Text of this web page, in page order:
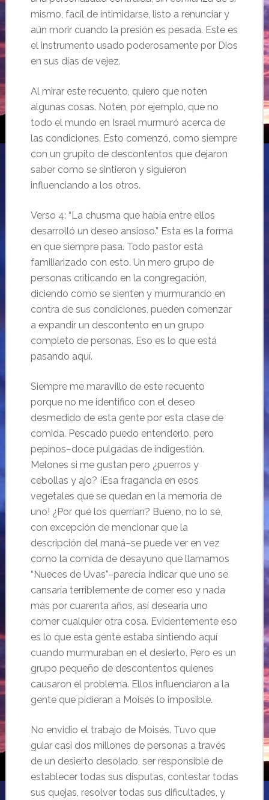
mismo, facíl de intimidarse, listo a renunciar y
aún morir cuando la presión es pesada. Este es
el instrumento usado poderosamente por Dios
en sus días de vejez.
Al mirar este recuento, quiero que noten
algunas cosas. Noten, por ejemplo, que no
todo el mundo en Israel murmuró acerca de
las condiciones. Esto comenzó, como siempre
con un grupito de descontentos que dejaron
saber como se sintieron y siguieron
influenciando a los otros.
Verso 4: “La chusma que había entre ellos
desarrolló un deseo ansioso.” Esta es la forma
en que siempre pasa. Todo pastor está
familiarizado con esto. Un mero grupo de
personas criticando en la congregación,
diciendo como se sienten y murmurando en
contra de sus condiciones, pueden comenzar
a expandir un descontento en un grupo
completo de personas. Eso es lo que está
pasando aquí.
Siempre me maravillo de este recuento
porque no me identifico con el deseo
desmedido de esta gente por esta clase de
comida. Pescado puedo entenderlo, pero
pepinos–doce pulgadas de indigestión.
Melones si me gustan pero ¿puerros y
cebollas y ajo? ¡Esa fragancia en esos
vegetales que se quedan en la memoria de
uno! ¿Por qué los querrían? Bueno, no lo sé,
con excepción de mencionar que la
descripción del maná–se puede ver en vez
como la comida de desayuno que llamamos
“Nueces de Uvas”–parecía indicar que uno se
cansaría terriblemente de comer eso y nada
más por cuarenta años, así desearía uno
comer cualquier otra cosa. Evidentemente eso
es lo que esta gente estaba sintiendo aquí
cuando murmuraban en el desierto. Pero es un
grupo pequeño de descontentos quienes
causaron el problema. Ellos influenciaron a la
gente que pidieran a Moisés lo imposible.
No envidio el trabajo de Moisés. Tuvo que
guiar casi dos millones de personas a través
de un desierto desolado, ser responsible de
establecer todas sus disputas, contestar todas
sus quejas, resolver todas sus dificultades, y